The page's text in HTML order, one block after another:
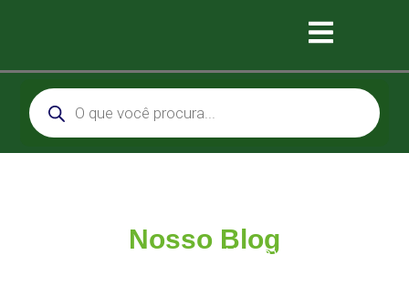
Nosso Blog
O melhor conteúdo sobre sustentabilidade você encontra aqui!